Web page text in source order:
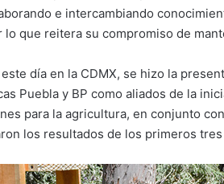
e intercambiando
que reitera su compromiso de
día en la CDMX, se hizo la
Puebla y BP como aliados de la
para la agricultura, en conjunto
los resultados de los primeros